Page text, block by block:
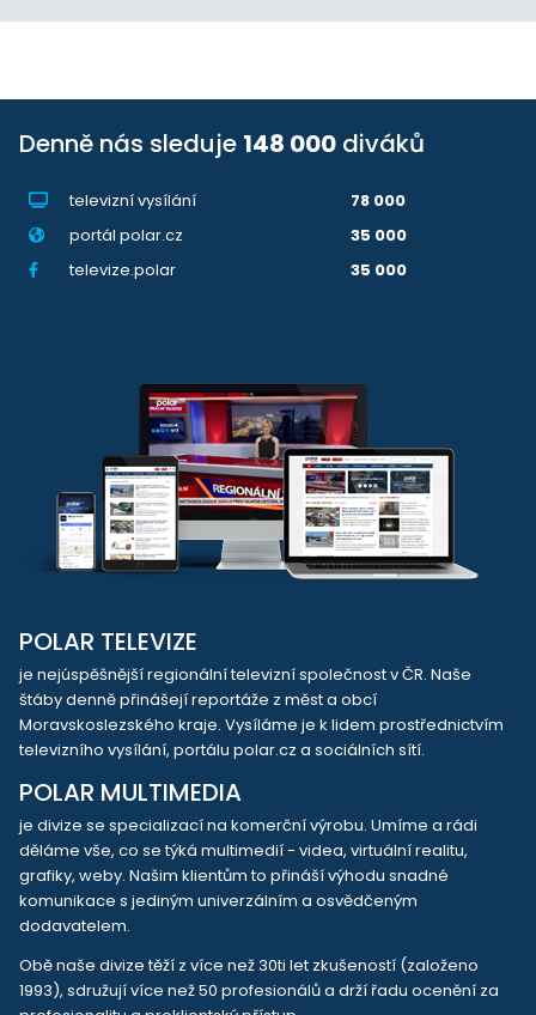
Denně nás sleduje 148 000 diváků
televizní vysílání
78 000
portál polar.cz
35 000
televize.polar
35 000
POLAR TELEVIZE
je nejúspěšnější regionální televizní společnost v ČR. Naše
štáby denně přinášejí reportáže z měst a obcí
Moravskoslezského kraje. Vysíláme je k lidem prostřednictvím
televizního vysílání, portálu polar.cz a sociálních sítí.
POLAR MULTIMEDIA
je divize se specializací na komerční výrobu. Umíme a rádi
děláme vše, co se týká multimedií - videa, virtuální realitu,
grafiky, weby. Našim klientům to přináší výhodu snadné
komunikace s jediným univerzálním a osvědčeným
dodavatelem.
Obě naše divize těží z více než 30ti let zkušeností (založeno
1993), sdružují více než 50 profesionálů a drží řadu ocenění za